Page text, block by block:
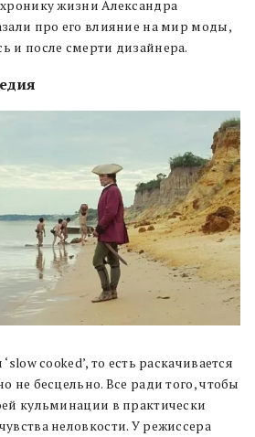
жизни Александра
про его влияние на мир моды,
и после смерти дизайнера.
cooked’, то есть раскачивается
не бесцельно. Все ради того, чтобы
кульминации в практически
неловкости. У режиссера